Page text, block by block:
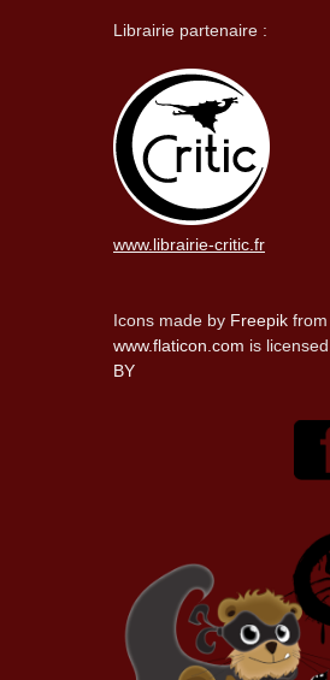
Librairie partenaire :
www.librairie-critic.fr
Icons made by Freepik from
www.flaticon.com is
BY